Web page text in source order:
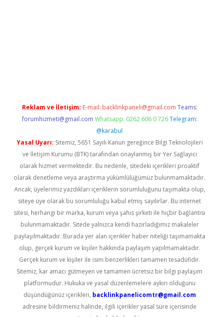
Reklam ve İletişim: E-mail: backlinkpaneli@gmail.com Teams:
forumhizmeti@gmail.com Whatsapp: 0262 606 0 726 Telegram:
@karabul
Yasal Uyarı: Sitemiz, 5651 Sayılı Kanun gereğince Bilgi Teknolojileri
ve İletişim Kurumu (BTK) tarafından onaylanmış bir Yer Sağlayıcı
olarak hizmet vermektedir. Bu nedenle, sitedeki içerikleri proaktif
olarak denetleme veya araştırma yükümlülüğümüz bulunmamaktadır.
Ancak, üyelerimiz yazdıkları içeriklerin sorumluluğunu taşımakta olup,
siteye üye olarak bu sorumluluğu kabul etmiş sayılırlar. Bu internet
sitesi, herhangi bir marka, kurum veya şahıs şirketi ile hiçbir bağlantısı
bulunmamaktadır. Sitede yalnızca kendi hazırladığımız makaleler
paylaşılmaktadır. Burada yer alan içerikler haber niteliği taşımamakta
olup, gerçek kurum ve kişiler hakkında paylaşım yapılmamaktadır.
Gerçek kurum ve kişiler ile isim benzerlikleri tamamen tesadüfidir.
Sitemiz, kar amacı gütmeyen ve tamamen ücretsiz bir bilgi paylaşım
platformudur. Hukuka ve yasal düzenlemelere aykırı olduğunu
düşündüğünüz içerikleri, backlinkpanelicomtr@gmail.com
adresine bildirmeniz halinde, ilgili içerikler yasal süre içerisinde